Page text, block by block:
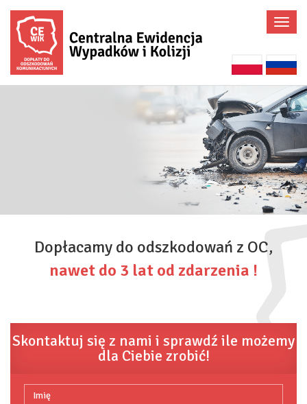
Dopłacamy do odszkodowań z OC,
nawet do 3 lat od zdarzenia !
Skontaktuj się z nami i sprawdź ile możemy
dla Ciebie zrobić!